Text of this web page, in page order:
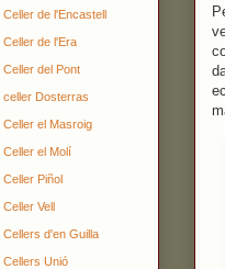
Celler de l'Encastell
Celler de l'Era
Celler del Pont
celler Dosterras
Celler el Masroig
Celler el Molí
Celler Piñol
Celler Vell
Cellers d'en Guilla
Cellers Unió